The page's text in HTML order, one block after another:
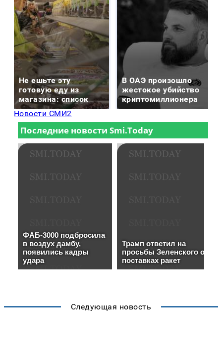
Не ешьте эту
готовую еду из
магазина: список
В ОАЭ произошло
жестокое убийство
криптомиллионера
Новости СМИ2
Следующая новость